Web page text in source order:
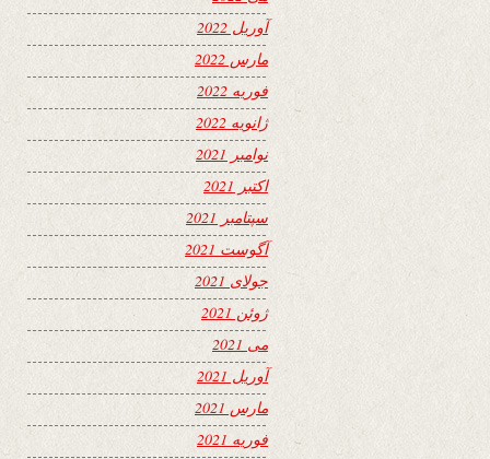
آوریل 2022
مارس 2022
فوریه 2022
ژانویه 2022
نوامبر 2021
اکتبر 2021
سپتامبر 2021
آگوست 2021
جولای 2021
ژوئن 2021
می 2021
آوریل 2021
مارس 2021
فوریه 2021